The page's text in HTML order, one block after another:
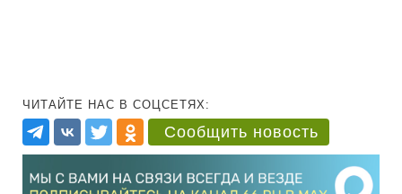
ЧИТАЙТЕ НАС В СОЦСЕТЯХ:
Сообщить новость